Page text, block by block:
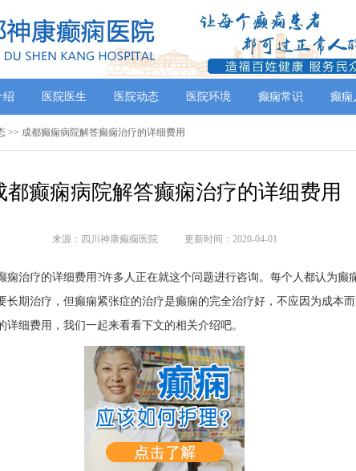
绍 医院医生 医院动态 医院环境 癫痫常识 癫痫
>> 成都癫痫病院解答癫痫治疗的详细费用
都癫痫病院解答癫痫治疗的详细费用
来源：四川神康癫痫医院 更新时间：2020-04-01
痫治疗的详细费用?许多人正在就这个问题进行咨询。每个人都认为癫
长期治疗，但癫痫紧张症的治疗是癫痫的完全治疗好，不应因为成本
详细费用，我们一起来看看下文的相关介绍吧。